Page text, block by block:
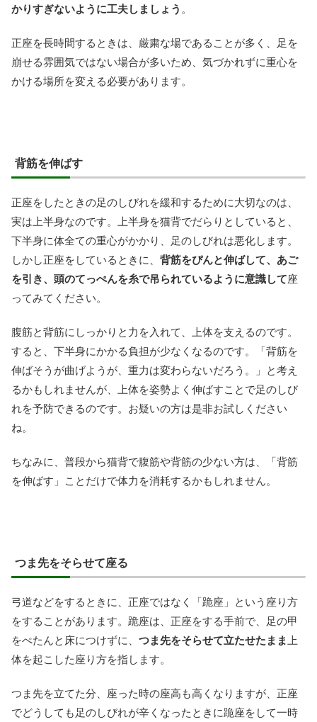
かりすぎないように工夫しましょう 。
正座を長時間するときは、厳粛な場であることが多く、足を
崩せる雰囲気ではない場合が多いため、気づかれずに重心を
かける場所を変える必要があります。
背筋を伸ばす
正座をしたときの足のしびれを緩和するために大切なのは、
実は上半身なのです。上半身を猫背でだらりとしていると、
下半身に体全ての重心がかかり、足のしびれは悪化します。
しかし正座をしているときに、 背筋をぴんと伸ばして、あご
を引き、頭のてっぺんを糸で吊られているように意識して座
ってみてください。
腹筋と背筋にしっかりと力を入れて、上体を支えるのです。
すると、下半身にかかる負担が少なくなるのです。「背筋を
伸ばそうが曲げようが、重力は変わらないだろう。」と考え
るかもしれませんが、上体を姿勢よく伸ばすことで足のしび
れを予防できるのです。お疑いの方は是非お試しください
ね。
ちなみに、普段から猫背で腹筋や背筋の少ない方は、「背筋
を伸ばす」ことだけで体力を消耗するかもしれません。
つま先をそらせて座る
弓道などをするときに、正座ではなく「跪座」という座り方
をすることがあります。跪座は、正座をする手前で、足の甲
をぺたんと床につけずに、 つま先をそらせて立たせたまま 上
体を起こした座り方を指します。
つま先を立てた分、座った時の座高も高くなりますが、正座
でどうしても足のしびれが辛くなったときに跪座をして一時